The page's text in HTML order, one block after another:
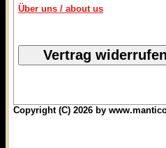
Über uns / about us
Copyright (C) 2026 by